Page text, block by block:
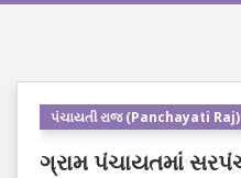
પંચાયતી રાજ (Panchayati Raj)
ગ્રામ પંચાયતમાં